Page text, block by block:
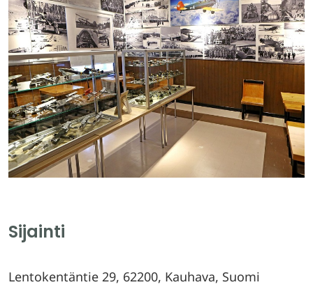
Sijainti
Lentokentäntie 29, 62200, Kauhava, Suomi